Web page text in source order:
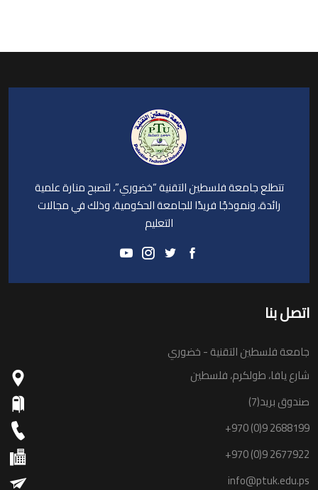
تتطلع جامعة فلسطين التقنية “خضوري”، لتصبح منارة علمية
رائدة، ونموذجًا فريدًا للجامعة الحكومية، وذلك في مجالات
التعليم
اتصل بنا
جامعة فلسطين التقنية - خضوري
شارع يافا، طولكرم، فلسطين
صندوق بريد(7)
+970 (0)9 2688199
+970 (0)9 2677922
info@ptuk.edu.ps